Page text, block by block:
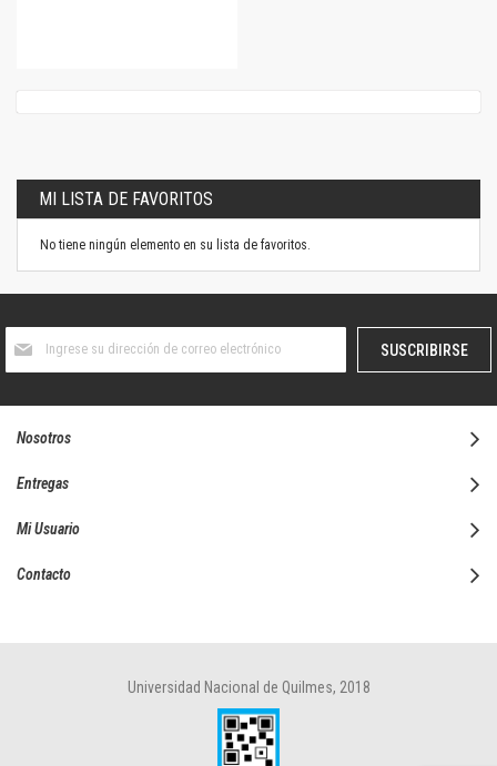
MI LISTA DE FAVORITOS
No tiene ningún elemento en su lista de favoritos.
boletín
SUSCRIBIRSE
Nosotros
Entregas
Mi Usuario
Contacto
Universidad Nacional de Quilmes, 2018